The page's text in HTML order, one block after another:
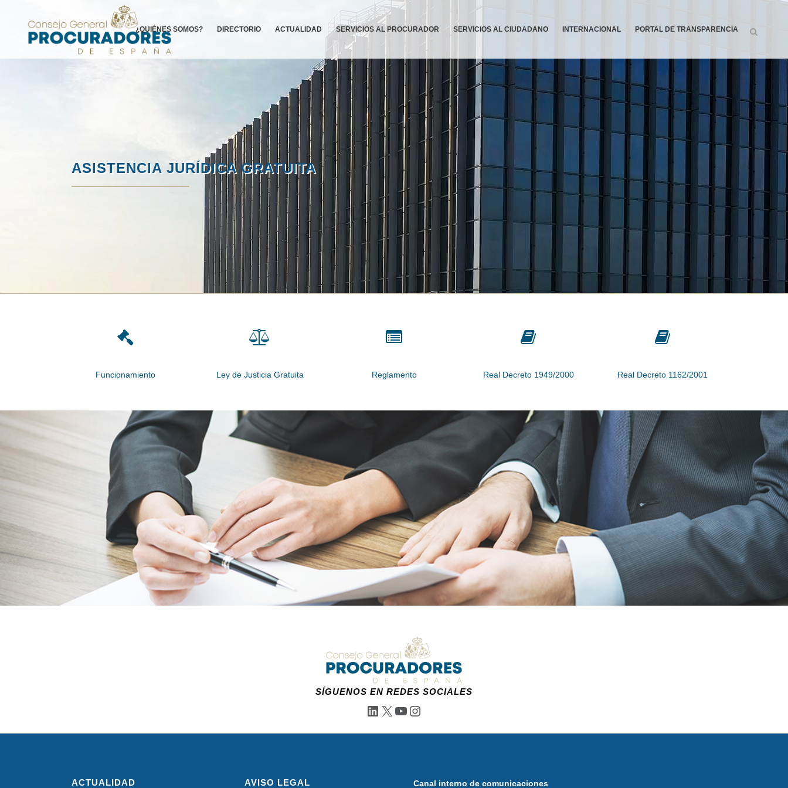
¿QUIÉNES SOMOS? DIRECTORIO ACTUALIDAD SERVICIOS AL PROCURADOR SERVICIOS AL CIUDADANO INTERNACIONAL PORTAL DE TRANSPARENCIA
ASISTENCIA JURÍDICA GRATUITA
Funcionamiento Ley de Justicia Gratuita Reglamento Real Decreto 1949/2000 Real Decreto 1162/2001
SÍGUENOS EN REDES SOCIALES
LinkedIn
X YouTube
Instagram
ACTUALIDAD AVISO LEGAL Canal interno de comunicaciones